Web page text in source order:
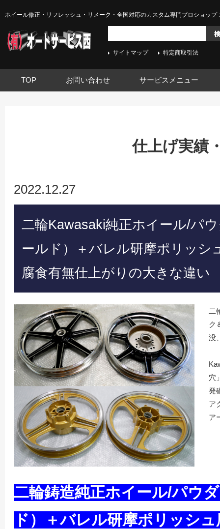
ホイール修正・リフレッシュ・リメーク・全国対応のカスタム専門プロショップ
サイトマップ 特定商取引法
TOP お問い合わせ サービスメニュー
仕上げ実績
2022.12.27
二輪Kawasaki純正ホイール/パ
ールド）＋バレル研摩ポリッシ
腐食有無仕上がりの大きな違い
二
ク
没
穴
発
ア
ア
二輪鋳造純正ホイール/パウ
ド）＋バレル研摩ポリッシ